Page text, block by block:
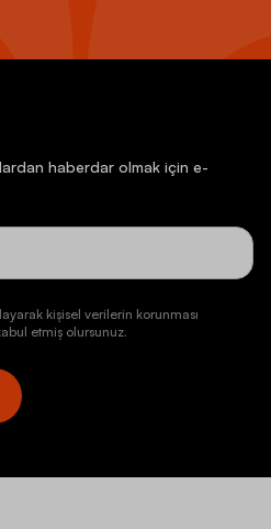
haberdar olmak için e-
kişisel verilerin korunması
etmiş olursunuz.